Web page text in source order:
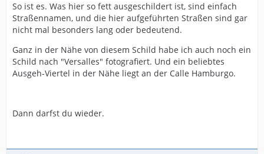
So ist es. Was hier so fett ausgeschildert ist, sind einfach
Straßennamen, und die hier aufgeführten Straßen sind gar
nicht mal besonders lang oder bedeutend.
Ganz in der Nähe von diesem Schild habe ich auch noch ein
Schild nach "Versalles" fotografiert. Und ein beliebtes
Ausgeh-Viertel in der Nähe liegt an der Calle Hamburgo.
Dann darfst du wieder.